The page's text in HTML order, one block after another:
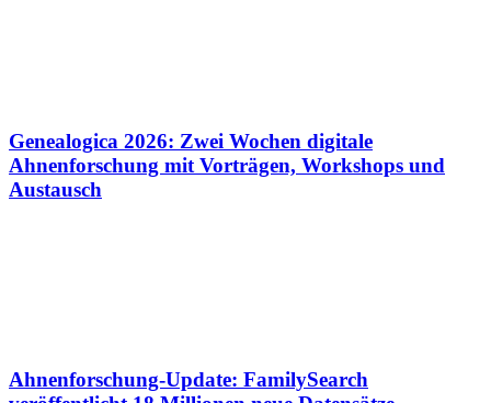
Genealogica 2026: Zwei Wochen digitale
Ahnenforschung mit Vorträgen, Workshops und
Austausch
Ahnenforschung-Update: FamilySearch